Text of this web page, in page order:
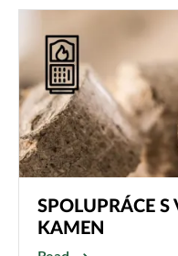
SPOLUPRÁCE
KAMEN